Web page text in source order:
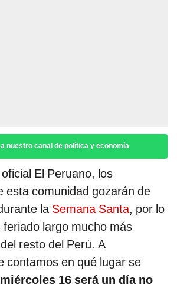
nuestro canal de política y economía
El Peruano, los
esta comunidad gozarán de
la Semana Santa, por lo
largo mucho más
resto del Perú. A
contamos en qué lugar se
16 será un día no